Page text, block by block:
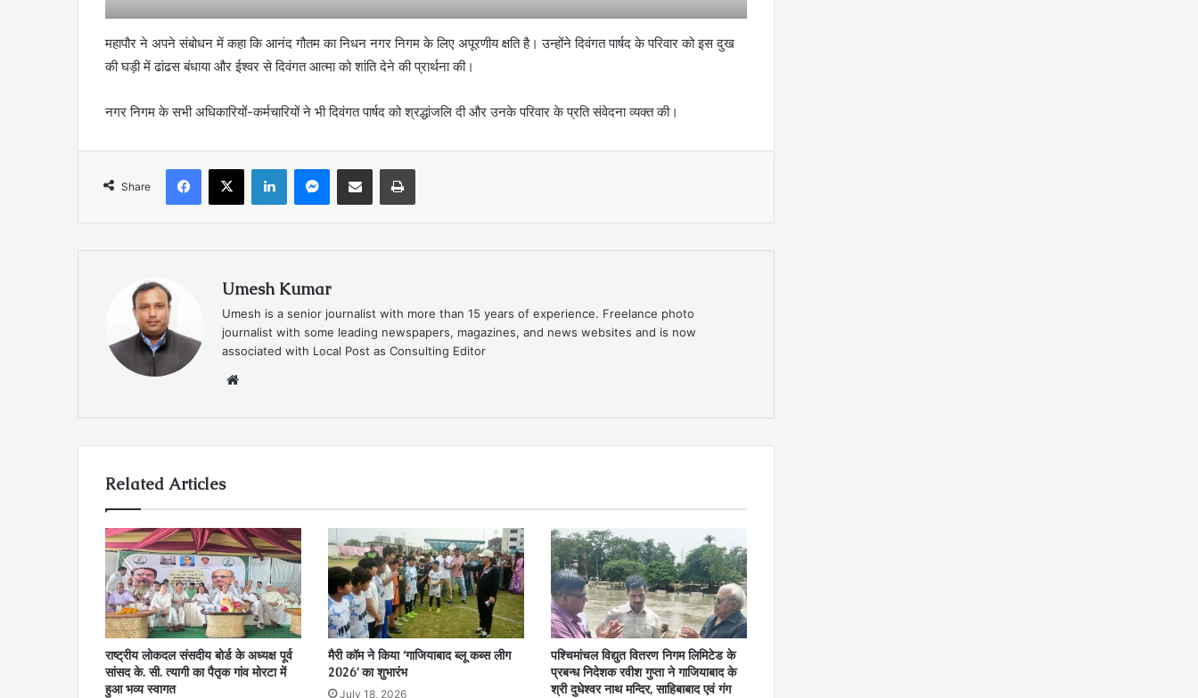
महापौर ने अपने संबोधन में कहा कि आनंद गौतम का निधन नगर निगम के लिए अपूरणीय क्षति है। उन्होंने दिवंगत पार्षद के परिवार को इस दुख
की घड़ी में ढांढस बंधाया और ईश्वर से दिवंगत आत्मा को शांति देने की प्रार्थना की।
नगर निगम के सभी अधिकारियों-कर्मचारियों ने भी दिवंगत पार्षद को श्रद्धांजलि दी और उनके परिवार के प्रति संवेदना व्यक्त की।
Share
Facebook
X LinkedInMessenger
Share via Email Print
Umesh Kumar
Umesh is a senior journalist with more than 15 years of experience. Freelance photo
journalist with some leading newspapers, magazines, and news websites and is now
associated with Local Post as Consulting Editor
Related Articles
राष्ट्रीय लोकदल संसदीय बोर्ड के अध्यक्ष पूर्व
सांसद के. सी. त्यागी का पैतृक गांव मोरटा में
हुआ भव्य स्वागत
मैरी कॉम ने किया ‘गाजियाबाद ब्लू कब्स लीग
2026’ का शुभारंभ
July 18, 2026
पश्चिमांचल विद्युत वितरण निगम लिमिटेड के
प्रबन्ध निदेशक रवीश गुप्ता ने गाजियाबाद के
श्री दुधेश्वर नाथ मन्दिर, साहिबाबाद एवं गंग